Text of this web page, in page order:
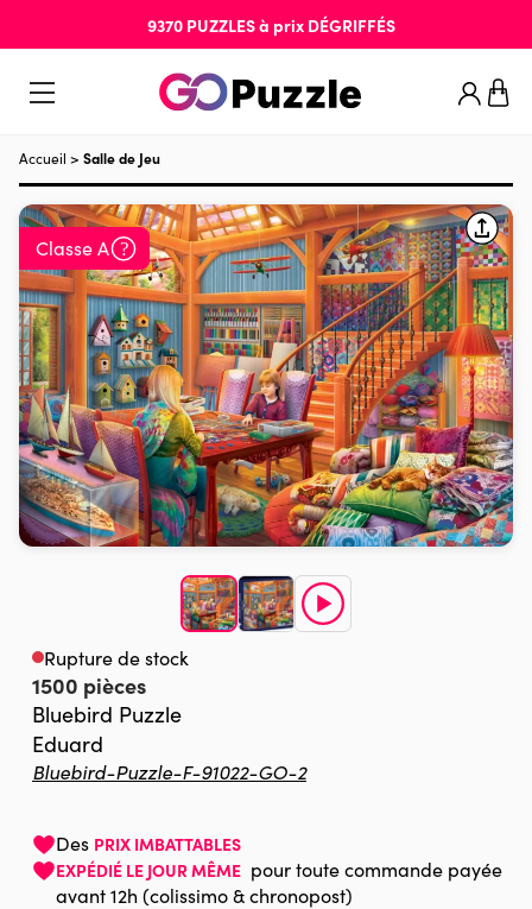
9370 PUZZLESà prix DÉGRIFFÉS
Accueil > Salle de Jeu
Classe A
Rupture de stock
1500 pièces
Bluebird Puzzle
Eduard
Bluebird-Puzzle-F-91022-GO-2
Des PRIX IMBATTABLES
EXPÉDIÉ LE JOUR MÊME pour toute commande payée
avant 12h (colissimo & chronopost)